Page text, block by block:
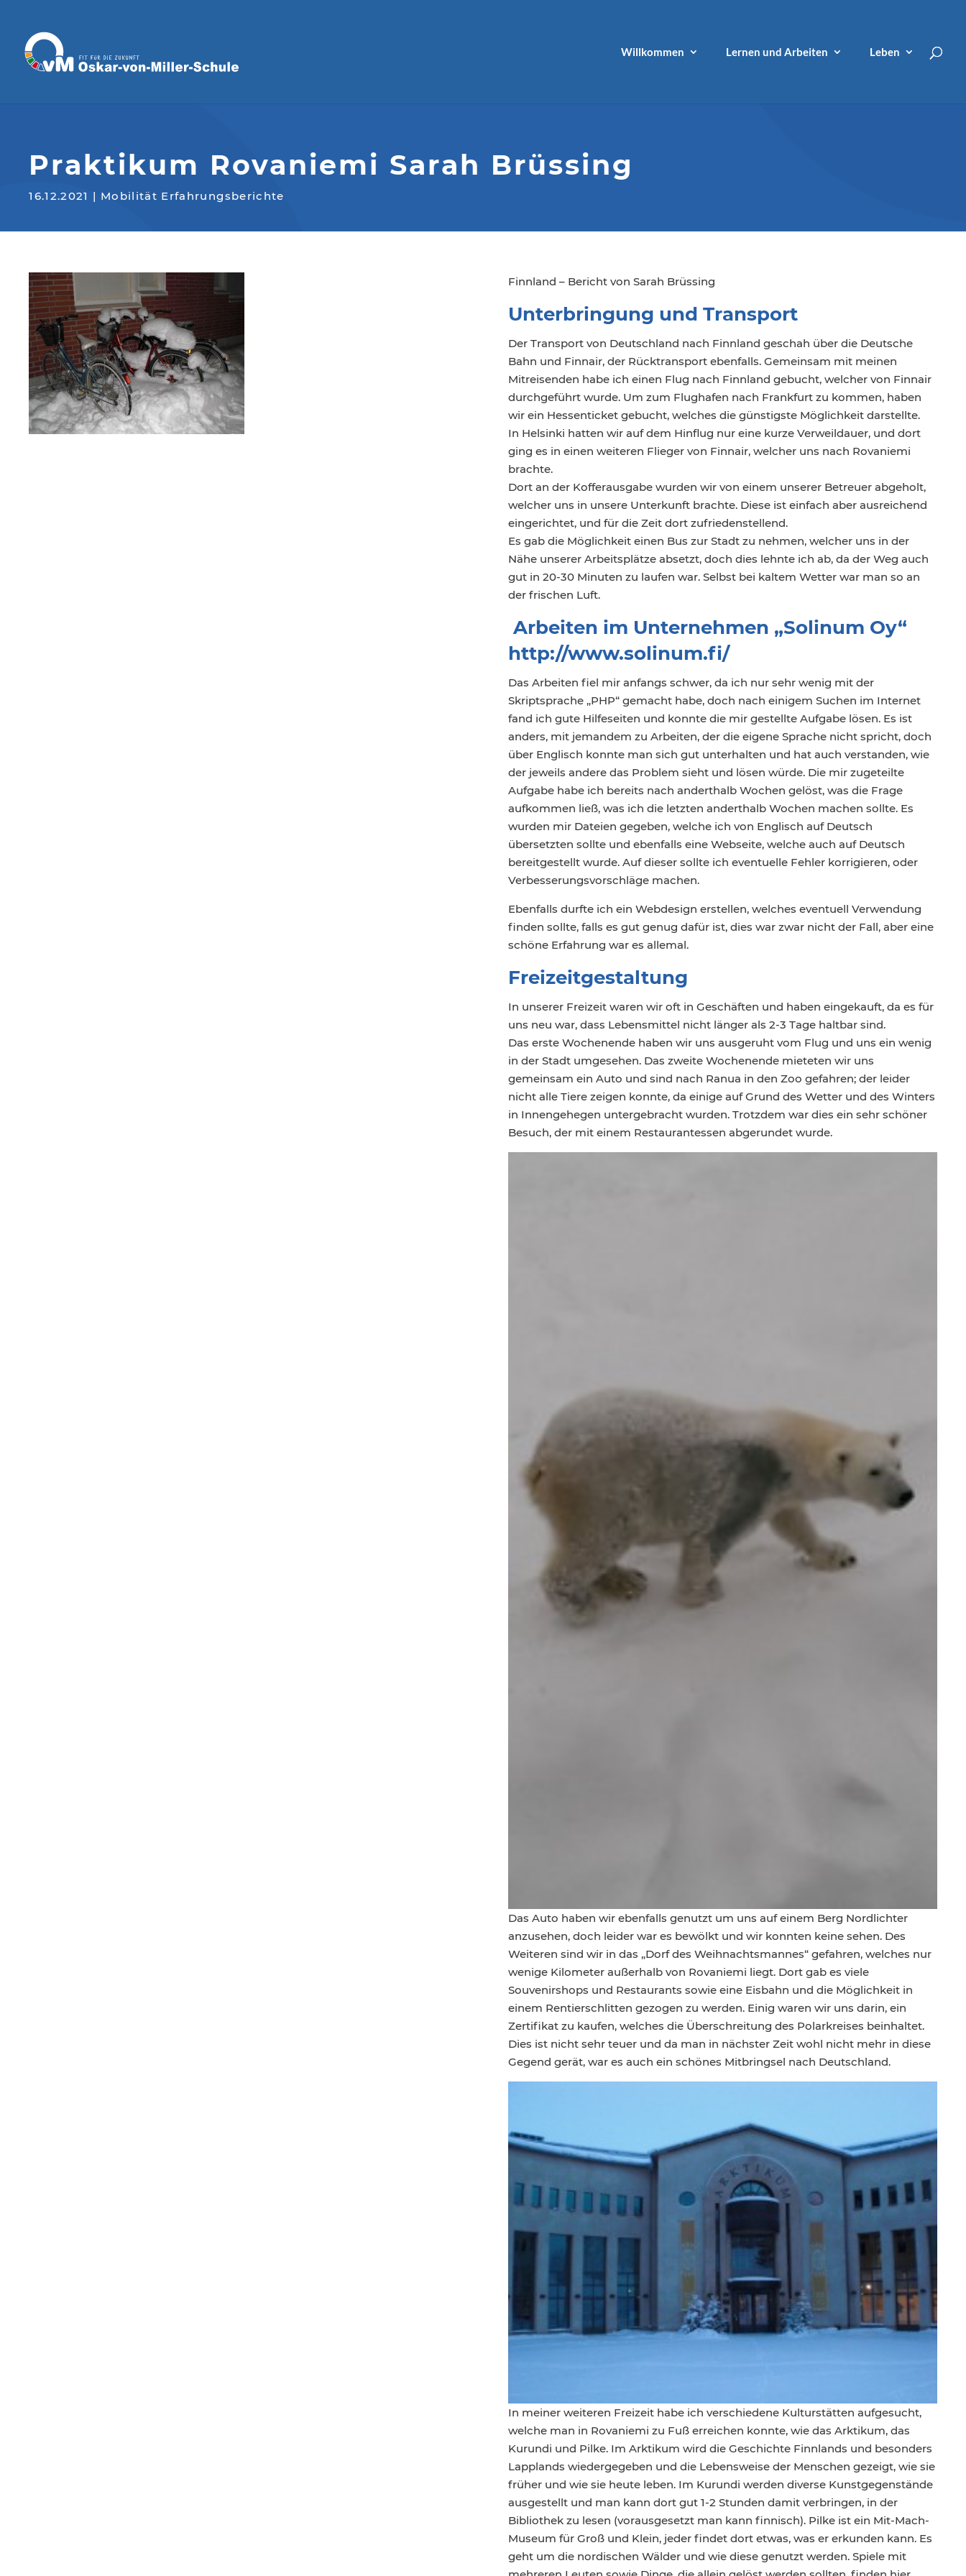
Willkommen Lernen und Arbeiten Leben
Praktikum Rovaniemi Sarah Brüssing
16.12.2021 | Mobilität Erfahrungsberichte
Finnland – Bericht von Sarah Brüssing
Unterbringung und Transport
Der Transport von Deutschland nach Finnland geschah über die Deutsche
Bahn und Finnair, der Rücktransport ebenfalls. Gemeinsam mit meinen
Mitreisenden habe ich einen Flug nach Finnland gebucht, welcher von Finnair
durchgeführt wurde. Um zum Flughafen nach Frankfurt zu kommen, haben
wir ein Hessenticket gebucht, welches die günstigste Möglichkeit darstellte.
In Helsinki hatten wir auf dem Hinflug nur eine kurze Verweildauer, und dort
ging es in einen weiteren Flieger von Finnair, welcher uns nach Rovaniemi
brachte.
Dort an der Kofferausgabe wurden wir von einem unserer Betreuer abgeholt,
welcher uns in unsere Unterkunft brachte. Diese ist einfach aber ausreichend
eingerichtet, und für die Zeit dort zufriedenstellend.
Es gab die Möglichkeit einen Bus zur Stadt zu nehmen, welcher uns in der
Nähe unserer Arbeitsplätze absetzt, doch dies lehnte ich ab, da der Weg auch
gut in 20-30 Minuten zu laufen war. Selbst bei kaltem Wetter war man so an
der frischen Luft.
Arbeiten im Unternehmen „Solinum Oy“
http://www.solinum.fi/
Das Arbeiten fiel mir anfangs schwer, da ich nur sehr wenig mit der
Skriptsprache „PHP“ gemacht habe, doch nach einigem Suchen im Internet
fand ich gute Hilfeseiten und konnte die mir gestellte Aufgabe lösen. Es ist
anders, mit jemandem zu Arbeiten, der die eigene Sprache nicht spricht, doch
über Englisch konnte man sich gut unterhalten und hat auch verstanden, wie
der jeweils andere das Problem sieht und lösen würde. Die mir zugeteilte
Aufgabe habe ich bereits nach anderthalb Wochen gelöst, was die Frage
aufkommen ließ, was ich die letzten anderthalb Wochen machen sollte. Es
wurden mir Dateien gegeben, welche ich von Englisch auf Deutsch
übersetzten sollte und ebenfalls eine Webseite, welche auch auf Deutsch
bereitgestellt wurde. Auf dieser sollte ich eventuelle Fehler korrigieren, oder
Verbesserungsvorschläge machen.
Ebenfalls durfte ich ein Webdesign erstellen, welches eventuell Verwendung
finden sollte, falls es gut genug dafür ist, dies war zwar nicht der Fall, aber eine
schöne Erfahrung war es allemal.
Freizeitgestaltung
In unserer Freizeit waren wir oft in Geschäften und haben eingekauft, da es für
uns neu war, dass Lebensmittel nicht länger als 2-3 Tage haltbar sind.
Das erste Wochenende haben wir uns ausgeruht vom Flug und uns ein wenig
in der Stadt umgesehen. Das zweite Wochenende mieteten wir uns
gemeinsam ein Auto und sind nach Ranua in den Zoo gefahren; der leider
nicht alle Tiere zeigen konnte, da einige auf Grund des Wetter und des Winters
in Innengehegen untergebracht wurden. Trotzdem war dies ein sehr schöner
Besuch, der mit einem Restaurantessen abgerundet wurde.
Das Auto haben wir ebenfalls genutzt um uns auf einem Berg Nordlichter
anzusehen, doch leider war es bewölkt und wir konnten keine sehen. Des
Weiteren sind wir in das „Dorf des Weihnachtsmannes“ gefahren, welches nur
wenige Kilometer außerhalb von Rovaniemi liegt. Dort gab es viele
Souvenirshops und Restaurants sowie eine Eisbahn und die Möglichkeit in
einem Rentierschlitten gezogen zu werden. Einig waren wir uns darin, ein
Zertifikat zu kaufen, welches die Überschreitung des Polarkreises beinhaltet.
Dies ist nicht sehr teuer und da man in nächster Zeit wohl nicht mehr in diese
Gegend gerät, war es auch ein schönes Mitbringsel nach Deutschland.
In meiner weiteren Freizeit habe ich verschiedene Kulturstätten aufgesucht,
welche man in Rovaniemi zu Fuß erreichen konnte, wie das Arktikum, das
Kurundi und Pilke. Im Arktikum wird die Geschichte Finnlands und besonders
Lapplands wiedergegeben und die Lebensweise der Menschen gezeigt, wie sie
früher und wie sie heute leben. Im Kurundi werden diverse Kunstgegenstände
ausgestellt und man kann dort gut 1-2 Stunden damit verbringen, in der
Bibliothek zu lesen (vorausgesetzt man kann finnisch). Pilke ist ein Mit-Mach-
Museum für Groß und Klein, jeder findet dort etwas, was er erkunden kann. Es
geht um die nordischen Wälder und wie diese genutzt werden. Spiele mit